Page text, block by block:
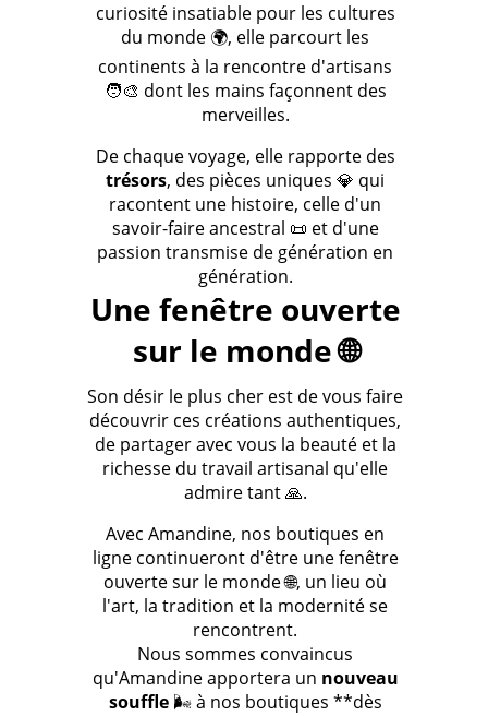
curiosité insatiable pour les cultures
du monde 🌍, elle parcourt les
continents à la rencontre d'artisans
🧑‍🎨 dont les mains façonnent des
merveilles.
De chaque voyage, elle rapporte des
trésors, des pièces uniques 💎 qui
racontent une histoire, celle d'un
savoir-faire ancestral 📜 et d'une
passion transmise de génération en
génération.
Une fenêtre ouverte
sur le monde 🌐
Son désir le plus cher est de vous faire
découvrir ces créations authentiques,
de partager avec vous la beauté et la
richesse du travail artisanal qu'elle
admire tant 🙏.
Avec Amandine, nos boutiques en
ligne continueront d'être une fenêtre
ouverte sur le monde 🌐, un lieu où
l'art, la tradition et la modernité se
rencontrent.
Nous sommes convaincus
qu'Amandine apportera un nouveau
souffle🌬️ à nos boutiques **dès